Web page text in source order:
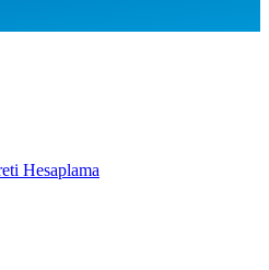
Hesaplama